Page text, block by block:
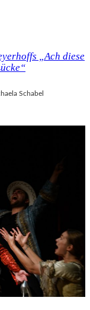
„Ach diese
Schabel